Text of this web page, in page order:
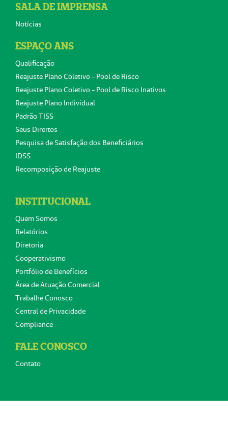
SALA DE IMPRENSA
Notícias
ESPAÇO ANS
Qualificação
Reajuste Plano Coletivo - Pool de Risco
Reajuste Plano Coletivo - Pool de Risco Inativos
Reajuste Plano Individual
Padrão TISS
Seus Direitos
Pesquisa de Satisfação dos Beneficiários
IDSS
Recomposição de Reajuste
INSTITUCIONAL
Quem Somos
Relatórios
Diretoria
Cooperativismo
Portfólio de Benefícios
Área de Atuação Comercial
Trabalhe Conosco
Central de Privacidade
Compliance
FALE CONOSCO
Contato